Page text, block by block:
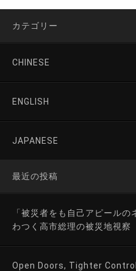
カテゴリー
CHINESE
ENGLISH
JAPANESE
最近の投稿
「被災者をも自己アピール
わつく高市総理の被災地視察
Open Doors, Tighter